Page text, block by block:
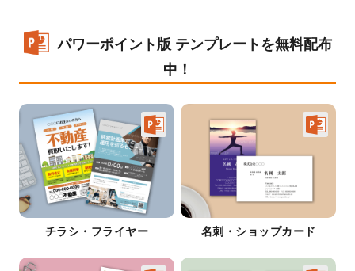
パワーポイント版 テンプレートを無料配布
中！
チラシ・フライヤー 名刺・ショップカード